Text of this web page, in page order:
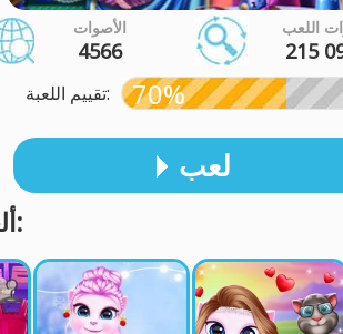
الأصوات
4566
اللعب
215
تقييم اللعبة: 70%
لعب
ألعاب مشابهة: